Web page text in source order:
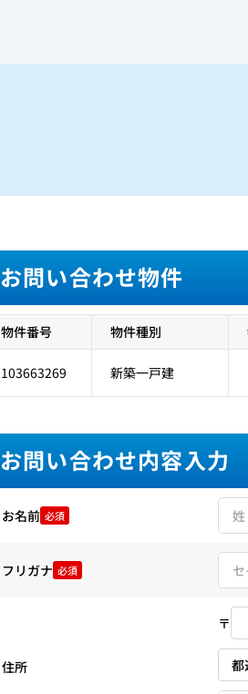
お問い合わせ物件
物件番号 物件種別
103663269 新築一戸建
お問い合わせ内容入力
お名前 必須
フリガナ 必須
住所
〒